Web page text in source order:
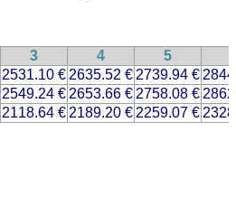
3 4 5
2531.10 € 2635.52 € 2739.94 €
2549.24 € 2653.66 € 2758.08 €
2118.64 € 2189.20 € 2259.07 €